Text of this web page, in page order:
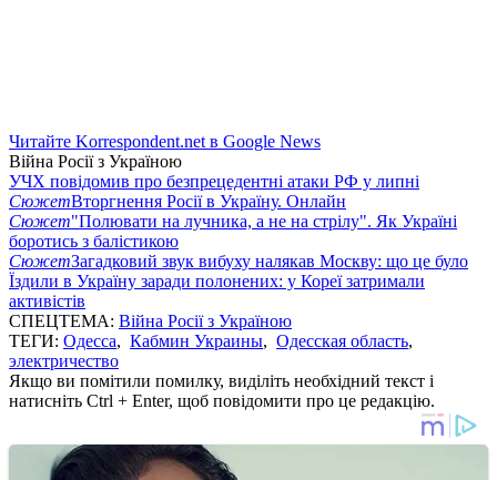
Читайте Korrespondent.net в Google News
Війна Росії з Україною
УЧХ повідомив про безпрецедентні атаки РФ у липні
СюжетВторгнення Росії в Україну. Онлайн
Сюжет"Полювати на лучника, а не на стрілу". Як Україні
боротись з балістикою
СюжетЗагадковий звук вибуху налякав Москву: що це було
Їздили в Україну заради полонених: у Кореї затримали
активістів
СПЕЦТЕМА: Війна Росії з Україною
ТЕГИ: Одесса, Кабмин Украины, Одесская область,
электричество
Якщо ви помітили помилку, виділіть необхідний текст і
натисніть Ctrl + Enter, щоб повідомити про це редакцію.